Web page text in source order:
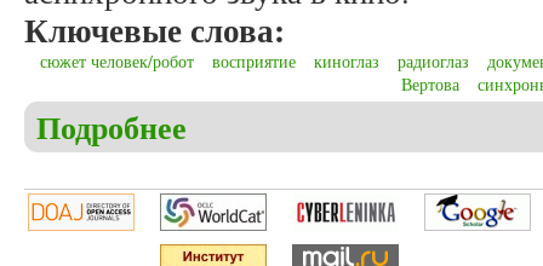
Ключевые слова:
сюжет человек/робот восприятие киноглаз радиоглаз
Вертова
Подробнее